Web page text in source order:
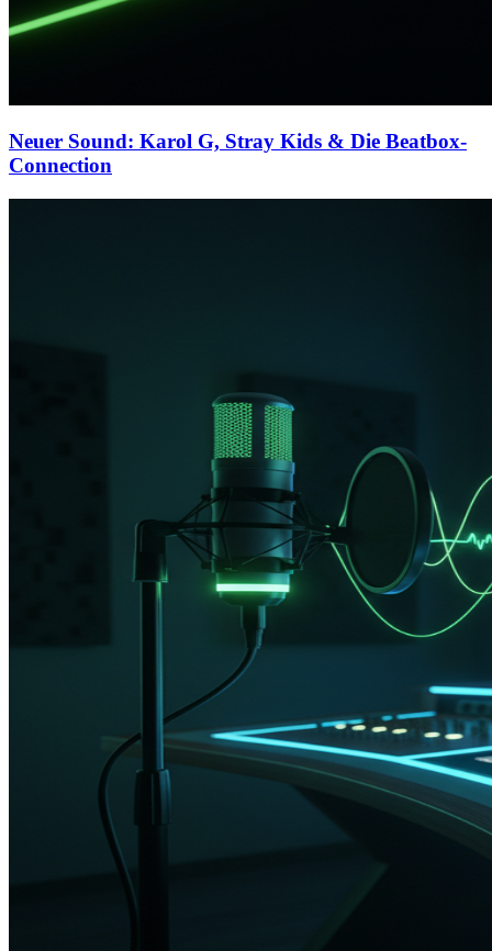
Neuer Sound: Karol G, Stray Kids & Die Beatbox-
Connection